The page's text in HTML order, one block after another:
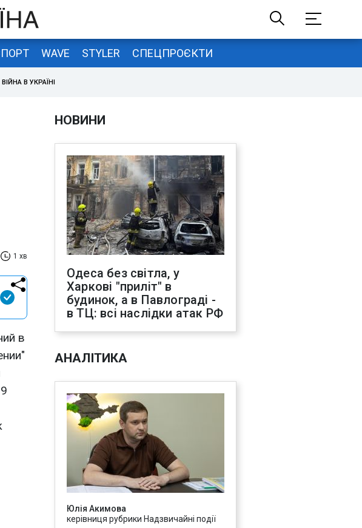
WAVE STYLER СПЕЦПРОЄКТИ
ВІЙНА В УКРАЇНІ
1 хв
в
НОВИНИ
Одеса без світла, у
Харкові "приліт" в
будинок, а в Павлограді -
в ТЦ: всі наслідки атак РФ
АНАЛІТИКА
Юлія Акимова
керівниця рубрики Надзвичайні події